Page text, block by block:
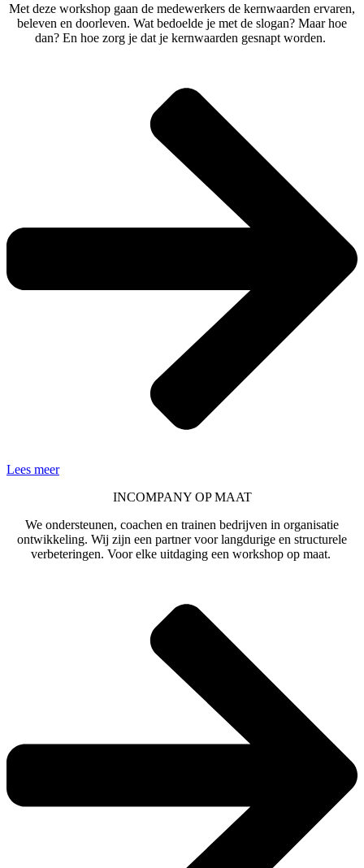
Met deze workshop gaan de medewerkers de kernwaarden ervaren,
beleven en doorleven. Wat bedoelde je met de slogan? Maar hoe
dan? En hoe zorg je dat je kernwaarden gesnapt worden.
Lees meer
INCOMPANY OP MAAT
We ondersteunen, coachen en trainen bedrijven in organisatie
ontwikkeling. Wij zijn een partner voor langdurige en structurele
verbeteringen. Voor elke uitdaging een workshop op maat.